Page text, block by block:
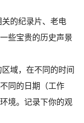
的纪录片、老电
些宝贵的历史声景
域，在不同的时间
同的日期（工作
境。记录下你的观